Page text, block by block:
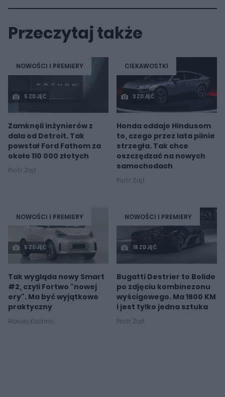
Przeczytaj także
NOWOŚCI I PREMIERY
5 ZDJĘĆ
Zamknęli inżynierów z
dala od Detroit. Tak
powstał Ford Fathom za
około 110 000 złotych
Piotr Zajt
CIEKAWOSTKI
3 ZDJĘĆ
Honda oddaje Hindusom
to, czego przez lata pilnie
strzegła. Tak chce
oszczędzać na nowych
samochodach
Piotr Zajt
NOWOŚCI I PREMIERY
5 ZDJĘĆ
Tak wygląda nowy Smart
#2, czyli Fortwo "nowej
ery". Ma być wyjątkowo
praktyczny
Maciej Kuchno
NOWOŚCI I PREMIERY
18 ZDJĘĆ
Bugatti Destrier to Bolide
po zdjęciu kombinezonu
wyścigowego. Ma 1600 KM
i jest tylko jedna sztuka
Piotr Zajt